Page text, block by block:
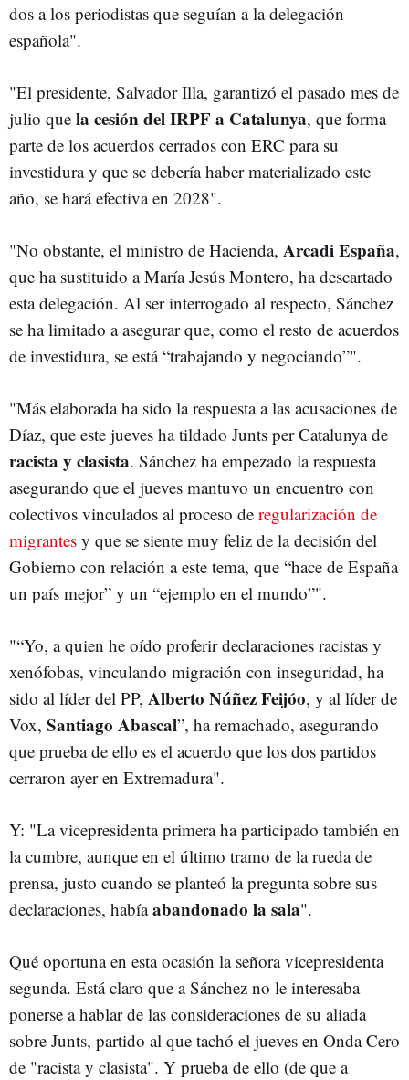
dos a los periodistas que seguían a la delegación
española".
"El presidente, Salvador Illa, garantizó el pasado mes de
julio que la cesión del IRPF a Catalunya, que forma
parte de los acuerdos cerrados con ERC para su
investidura y que se debería haber materializado este
año, se hará efectiva en 2028".
"No obstante, el ministro de Hacienda, Arcadi España,
que ha sustituido a María Jesús Montero, ha descartado
esta delegación. Al ser interrogado al respecto, Sánchez
se ha limitado a asegurar que, como el resto de acuerdos
de investidura, se está “trabajando y negociando”".
"Más elaborada ha sido la respuesta a las acusaciones de
Díaz, que este jueves ha tildado Junts per Catalunya de
racista y clasista. Sánchez ha empezado la respuesta
asegurando que el jueves mantuvo un encuentro con
colectivos vinculados al proceso de regularización de
migrantes y que se siente muy feliz de la decisión del
Gobierno con relación a este tema, que “hace de España
un país mejor” y un “ejemplo en el mundo”".
"“Yo, a quien he oído proferir declaraciones racistas y
xenófobas, vinculando migración con inseguridad, ha
sido al líder del PP, Alberto Núñez Feijóo, y al líder de
Vox, Santiago Abascal”, ha remachado, asegurando
que prueba de ello es el acuerdo que los dos partidos
cerraron ayer en Extremadura".
Y: "La vicepresidenta primera ha participado también en
la cumbre, aunque en el último tramo de la rueda de
prensa, justo cuando se planteó la pregunta sobre sus
declaraciones, habíaabandonado la sala".
Qué oportuna en esta ocasión la señora vicepresidenta
segunda. Está claro que a Sánchez no le interesaba
ponerse a hablar de las consideraciones de su aliada
sobre Junts, partido al que tachó el jueves en Onda Cero
de "racista y clasista". Y prueba de ello (de que a